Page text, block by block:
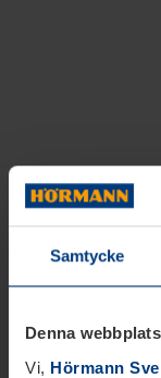
Samtycke
Denna
Vi, Hörmann